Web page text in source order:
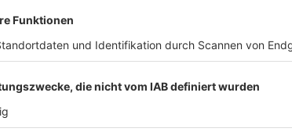
Nach der Registrierung kannst du dir Favoriten setzen. So bist du ganz